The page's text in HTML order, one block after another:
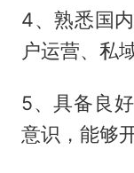
4、熟悉国
户运营、私
5、具备良
意识，能够